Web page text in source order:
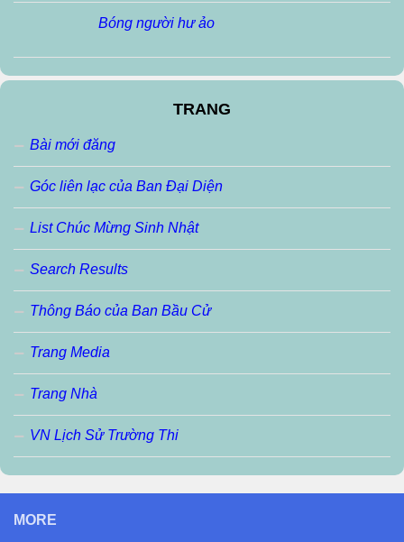
Bóng người hư ảo
TRANG
Bài mới đăng
Góc liên lạc của Ban Đại Diện
List Chúc Mừng Sinh Nhật
Search Results
Thông Báo của Ban Bầu Cử
Trang Media
Trang Nhà
VN Lịch Sử Trường Thi
MORE